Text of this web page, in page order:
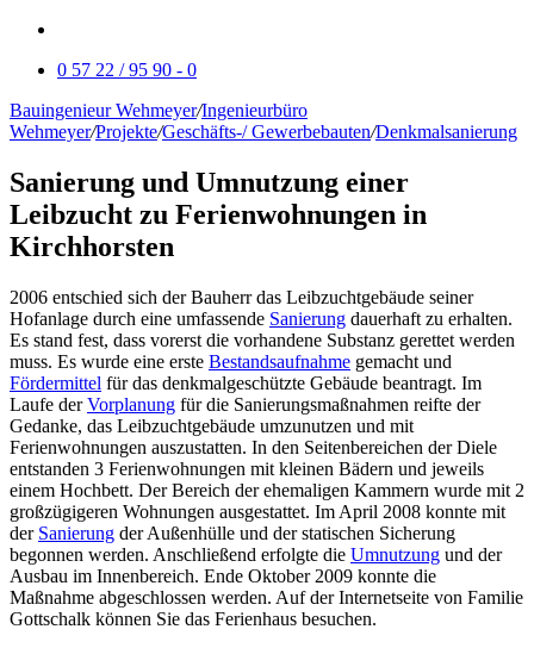
0 57 22 / 95 90 - 0
Bauingenieur Wehmeyer/Ingenieurbüro
Wehmeyer/Projekte/Geschäfts-/ Gewerbebauten/Denkmalsanierung
Sanierung und Umnutzung einer
Leibzucht zu Ferienwohnungen in
Kirchhorsten
2006 entschied sich der Bauherr das Leibzuchtgebäude seiner
Hofanlage durch eine umfassende Sanierung dauerhaft zu erhalten.
Es stand fest, dass vorerst die vorhandene Substanz gerettet werden
muss. Es wurde eine erste Bestandsaufnahme gemacht und
Fördermittel für das denkmalgeschützte Gebäude beantragt. Im
Laufe derVorplanung für die Sanierungsmaßnahmen reifte der
Gedanke, das Leibzuchtgebäude umzunutzen und mit
Ferienwohnungen auszustatten. In den Seitenbereichen der Diele
entstanden 3 Ferienwohnungen mit kleinen Bädern und jeweils
einem Hochbett. Der Bereich der ehemaligen Kammern wurde mit 2
großzügigeren Wohnungen ausgestattet. Im April 2008 konnte mit
der Sanierung der Außenhülle und der statischen Sicherung
begonnen werden. Anschließend erfolgte die Umnutzung und der
Ausbau im Innenbereich. Ende Oktober 2009 konnte die
Maßnahme abgeschlossen werden. Auf der Internetseite von Familie
Gottschalk können Sie das Ferienhaus besuchen.